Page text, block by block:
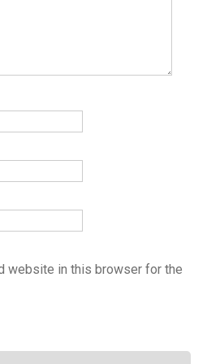
website in this browser for the